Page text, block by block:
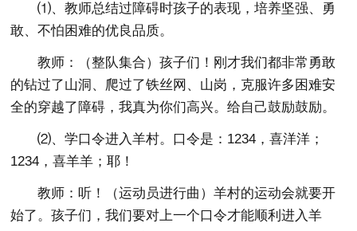
⑴、教师总结过障碍时孩子的表现，培养坚强、勇
敢、不怕困难的优良品质。
教师：（整队集合）孩子们！刚才我们都非常勇敢
的钻过了山洞、爬过了铁丝网、山岗，克服许多困难安
全的穿越了障碍，我真为你们高兴。给自己鼓励鼓励。
⑵、学口令进入羊村。口令是：1234，喜洋洋；
1234，喜羊羊；耶！
教师：听！（运动员进行曲）羊村的运动会就要开
始了。孩子们，我们要对上一个口令才能顺利进入羊